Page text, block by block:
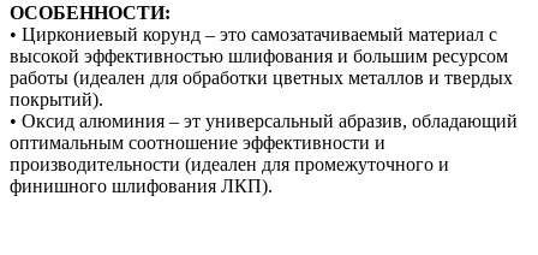
ОСОБЕННОСТИ:
• Циркониевый корунд – это самозатачиваемый материал с
высокой эффективностью шлифования и большим ресурсом
работы (идеален для обработки цветных металлов и твердых
покрытий).
• Оксид алюминия – эт универсальный абразив, обладающий
оптимальным соотношение эффективности и
производительности (идеален для промежуточного и
финишного шлифования ЛКП).